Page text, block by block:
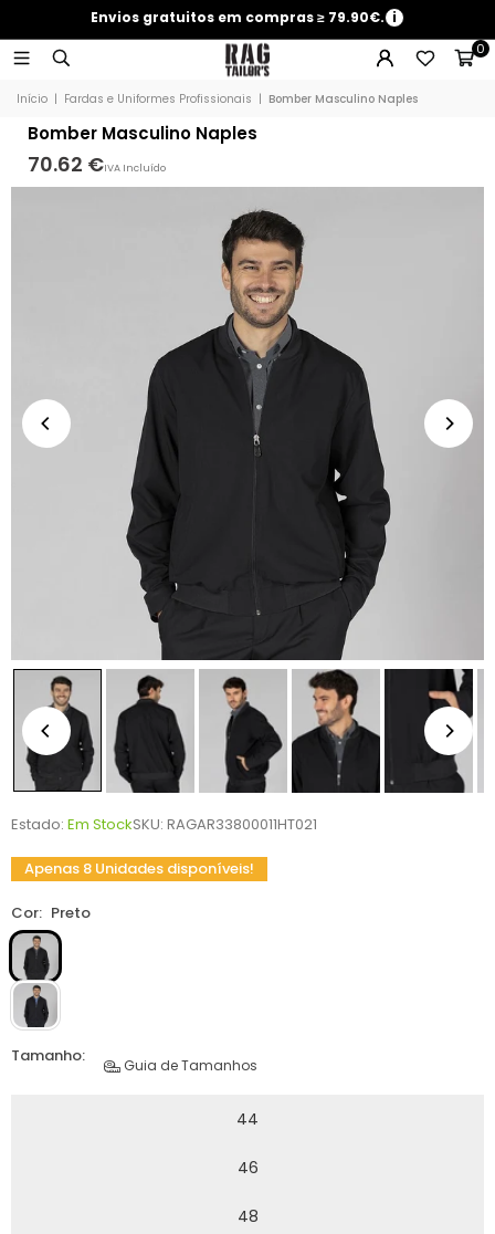
Envios gratuitos em compras ≥ 79.90€. i
0
Início | Fardas e Uniformes Profissionais | Bomber Masculino Naples
Bomber Masculino Naples
70.62 €IVA Incluído
Estado: Em StockSKU: RAGAR33800011HT021
Apenas 8 Unidades disponíveis!
Cor: Preto
Tamanho: Guia de Tamanhos
44
46
48